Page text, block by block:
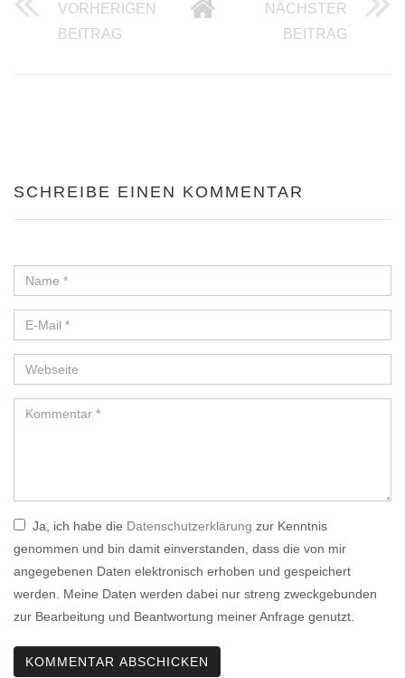
VORHERIGEN
BEITRAG TOP 10 DER FUNKTIONS
NÄCHSTER
BEITRAG
SCHREIBE EINEN KOMMENTAR
Ja, ich habe die Datenschutzerklärung zur Kenntnis
genommen und bin damit einverstanden, dass die von mir
angegebenen Daten elektronisch erhoben und gespeichert
werden. Meine Daten werden dabei nur streng zweckgebunden
zur Bearbeitung und Beantwortung meiner Anfrage genutzt.